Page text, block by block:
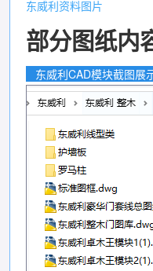
东威利资料图片
部分图纸内
东威利CAD模块截图展